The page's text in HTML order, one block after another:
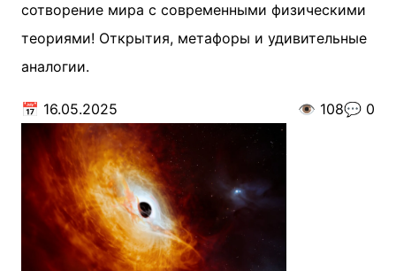
сотворение мира с современными физическими
теориями! Открытия, метафоры и удивительные
аналогии.
📅 16.05.2025 👁️ 108💬 0